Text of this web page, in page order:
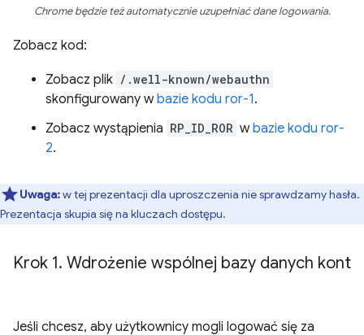
Chrome będzie też automatycznie uzupełniać dane logowania.
Zobacz kod:
Zobacz plik /.well-known/webauthn
skonfigurowany wbazie kodu ror-1.
Zobacz wystąpienia RP_ID_ROR wbazie kodu ror-
2.
Uwaga:w tej prezentacji dla uproszczenia nie sprawdzamy hasła.
Prezentacja skupia się na kluczach dostępu.
Krok 1. Wdrożenie wspólnej bazy danych kont
Jeśli chcesz, aby użytkownicy mogli logować się za